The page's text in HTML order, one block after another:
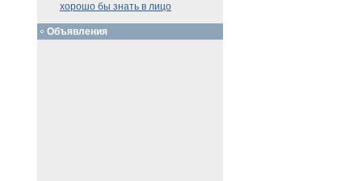
хорошо бы знать в лицо
Объявления